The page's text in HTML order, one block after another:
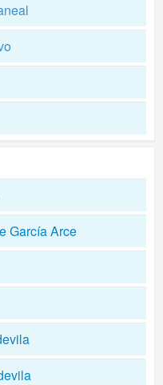
García Arce